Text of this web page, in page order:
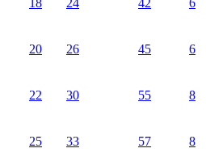
18 24 42 6
20 26 45 6
22 30 55 8
25 33 57 8